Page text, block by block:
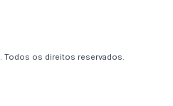
Todos os direitos reservados.